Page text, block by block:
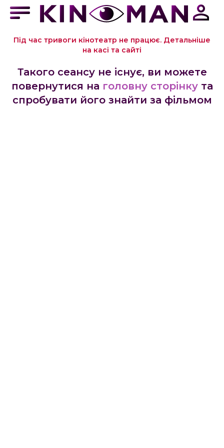
Під час тривоги кінотеатр не працює. Детальніше
на касі та сайті
Такого сеансу не існує, ви можете
повернутися на головну сторінку та
спробувати його знайти за фільмом